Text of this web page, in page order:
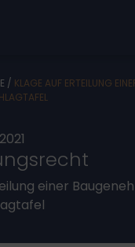
/ KLAGE AUF ERTEILUNG
einer